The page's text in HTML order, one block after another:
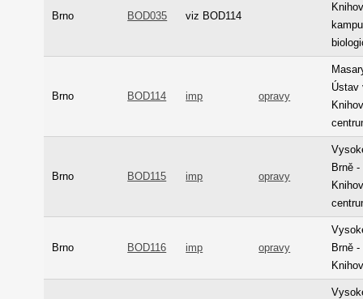
Brno BOD035 viz BOD114
Brno BOD114 imp opravy
Ústav
Brno BOD115 imp opravy
Brně
Brno BOD116 imp opravy
Brně